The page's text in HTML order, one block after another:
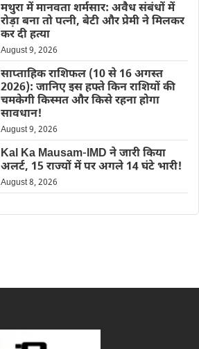
मथुरा में मानवता शर्मसार: अवैध संबंधों में
रोड़ा बना तो पत्नी, बेटी और प्रेमी ने मिलकर
कर दी हत्या
August 9, 2026
साप्ताहिक राशिफल (10 से 16 अगस्त
2026): जानिए इस हफ्ते किन राशियों की
चमकेगी किस्मत और किसे रहना होगा
सावधान!
August 9, 2026
Kal Ka Mausam-IMD ने जारी किया
अलर्ट, 15 राज्यों में पर अगले 14 घंटे भारी!
August 8, 2026